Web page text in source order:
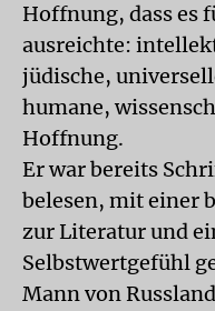
Hoffnung, dass es
ausreichte:
jüdische,
humane,
Hoffnung.
Er war bereits
belesen, mit einer
zur Literatur und
Selbstwertgefühl
Mann von